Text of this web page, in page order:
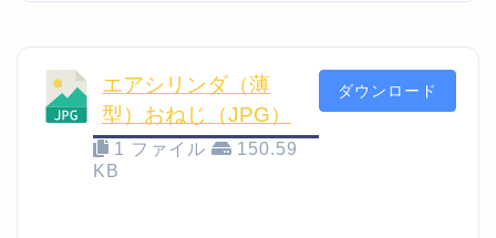
エアシリンダ（薄
型）おねじ（JPG）
1 ファイル
150.59
KB
ダウンロード